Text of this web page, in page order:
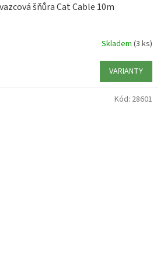
šňůra Cat Cable 10m
Skladem (3 ks)
VARIANTY
Kód: 28601